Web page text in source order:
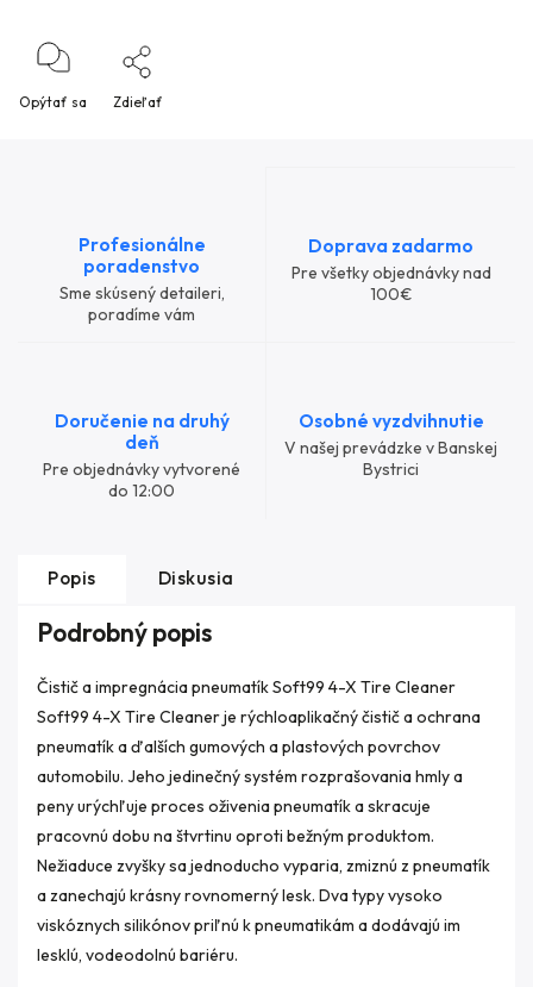
Opýtať sa Zdieľať
Profesionálne
poradenstvo
Sme skúsený detaileri,
poradíme vám
Doprava zadarmo
Pre všetky objednávky nad
100€
Doručenie na druhý
deň
Pre objednávky vytvorené
do 12:00
Osobné vyzdvihnutie
V našej prevádzke v Banskej
Bystrici
Popis Diskusia
Podrobný popis
Čistič a impregnácia pneumatík Soft99 4-X Tire Cleaner
Soft99 4-X Tire Cleaner je rýchloaplikačný čistič a ochrana
pneumatík a ďalších gumových a plastových povrchov
automobilu. Jeho jedinečný systém rozprašovania hmly a
peny urýchľuje proces oživenia pneumatík a skracuje
pracovnú dobu na štvrtinu oproti bežným produktom.
Nežiaduce zvyšky sa jednoducho vyparia, zmiznú z pneumatík
a zanechajú krásny rovnomerný lesk. Dva typy vysoko
viskóznych silikónov priľnú k pneumatikám a dodávajú im
lesklú, vodeodolnú bariéru.